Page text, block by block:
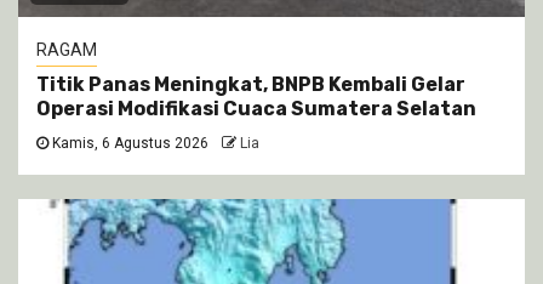
RAGAM
Titik Panas Meningkat, BNPB Kembali Gelar
Operasi Modifikasi Cuaca Sumatera Selatan
Kamis, 6 Agustus 2026 Lia